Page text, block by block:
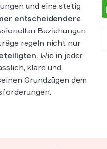
und eine stetig
entscheidendere
Beziehungen
regeln nicht nur
Wie in jeder
klare und
Grundzügen dem